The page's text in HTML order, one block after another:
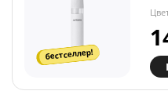
бестселлер!